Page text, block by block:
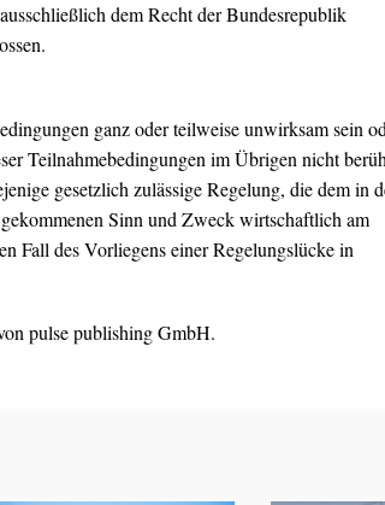
dem Recht der Bundesrepublik
ganz oder teilweise unwirksam sein
Teilnahmebedingungen im Übrigen nicht
gesetzlich zulässige Regelung, die dem in
Sinn und Zweck wirtschaftlich am
Fall des Vorliegens einer Regelungslücke in
pulse publishing GmbH.​